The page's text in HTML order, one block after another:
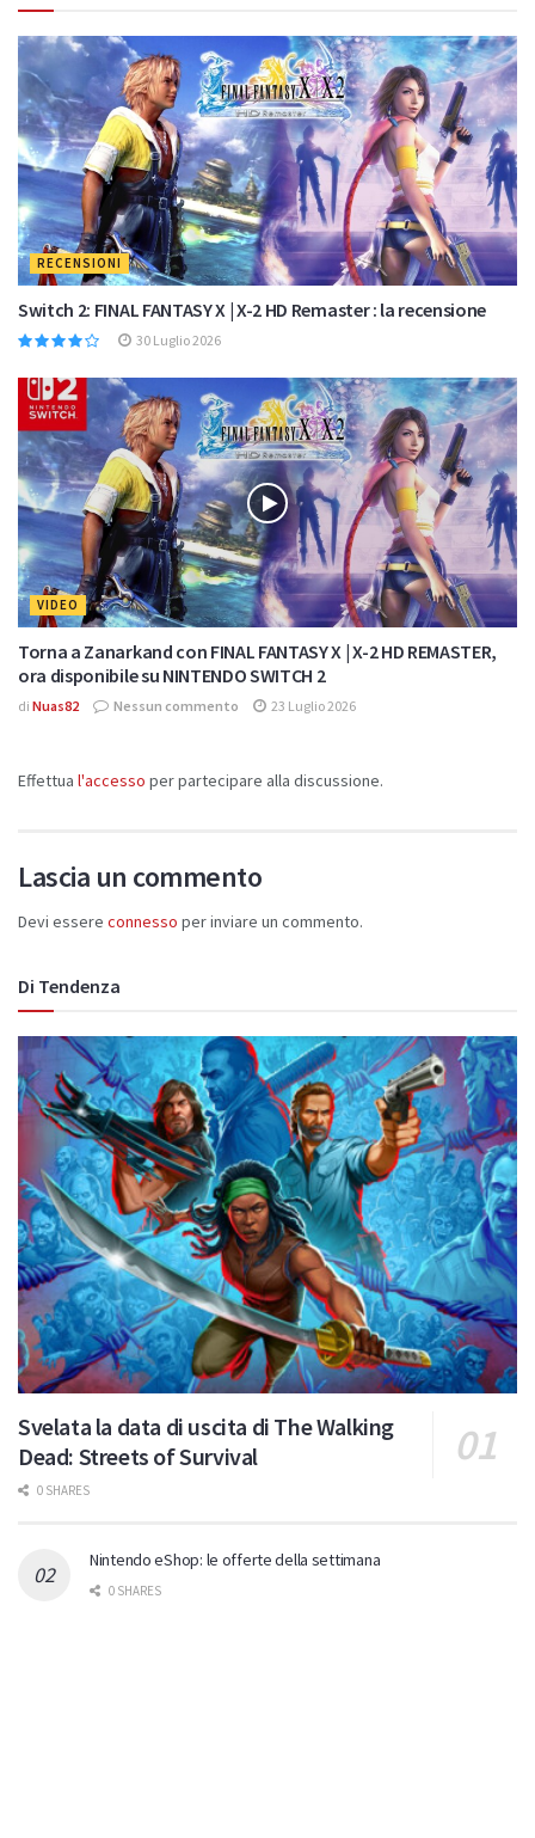
RECENSIONI
Switch 2: FINAL FANTASY X | X-2 HD Remaster : la recensione
30 Luglio 2026
VIDEO
Torna a Zanarkand con FINAL FANTASY X | X-2 HD REMASTER,
ora disponibile su NINTENDO SWITCH 2
di Nuas82 Nessun commento 23 Luglio 2026
Effettua l'accesso per partecipare alla discussione.
Lascia un commento
Devi essere connesso per inviare un commento.
Di Tendenza
Svelata la data di uscita di The Walking
Dead: Streets of Survival
0 SHARES
Nintendo eShop: le offerte della settimana
0 SHARES